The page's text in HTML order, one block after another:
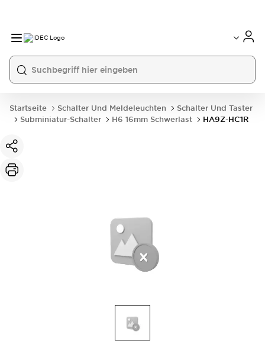
Startseite Schalter Und Meldeleuchten
Schalter Und Taster
Subminiatur-Schalter
H6 16mm Schwerlast HA9Z-HC1R